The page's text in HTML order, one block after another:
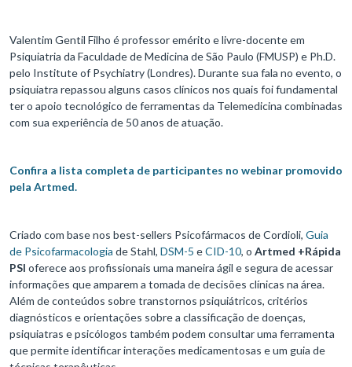
Valentim Gentil Filho é professor emérito e livre-docente em
Psiquiatria da Faculdade de Medicina de São Paulo (FMUSP) e Ph.D.
pelo Institute of Psychiatry (Londres). Durante sua fala no evento, o
psiquiatra repassou alguns casos clínicos nos quais foi fundamental
ter o apoio tecnológico de ferramentas da Telemedicina combinadas
com sua experiência de 50 anos de atuação.
Confira a lista completa de participantes no webinar promovido
pela Artmed.
Criado com base nos best-sellers Psicofármacos de Cordioli, Guia
de Psicofarmacologia de Stahl, DSM-5 eCID-10, o Artmed +Rápida
PSI oferece aos profissionais uma maneira ágil e segura de acessar
informações que amparem a tomada de decisões clínicas na área.
Além de conteúdos sobre transtornos psiquiátricos, critérios
diagnósticos e orientações sobre a classificação de doenças,
psiquiatras e psicólogos também podem consultar uma ferramenta
que permite identificar interações medicamentosas e um guia de